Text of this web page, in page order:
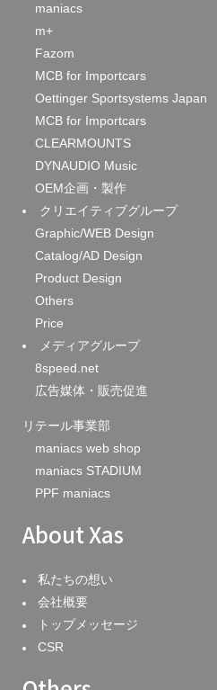
maniacs
m+
Fazom
MCB for Importcars
Oettinger Sportsystems Japan
MCB for Importcars
CLEARMOUNTS
DYNAUDIO Music
OEM企画・製作
クリエイティブグループ
Graphic/WEB Design
Catalog/AD Design
Product Design
Others
Price
メディアグループ
8speed.net
広告媒体・販売促進
リテール事業部
maniacs web shop
maniacs STADIUM
PPF maniacs
About Xas
私たちの想い
会社概要
トップメッセージ
CSR